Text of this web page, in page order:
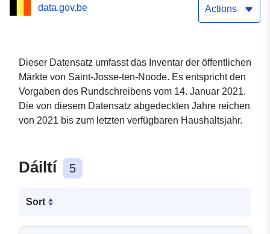
data.gov.be Actions
Dieser Datensatz umfasst das Inventar der öffentlichen
Märkte von Saint-Josse-ten-Noode. Es entspricht den
Vorgaben des Rundschreibens vom 14. Januar 2021.
Die von diesem Datensatz abgedeckten Jahre reichen
von 2021 bis zum letzten verfügbaren Haushaltsjahr.
Dáiltí 5
Sort